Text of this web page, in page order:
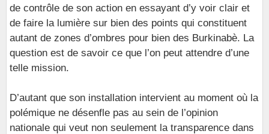
de contrôle de son action en essayant d’y voir clair et
de faire la lumière sur bien des points qui constituent
autant de zones d’ombres pour bien des Burkinabè. La
question est de savoir ce que l’on peut attendre d’une
telle mission.
D’autant que son installation intervient au moment où la
polémique ne désenfle pas au sein de l’opinion
nationale qui veut non seulement la transparence dans